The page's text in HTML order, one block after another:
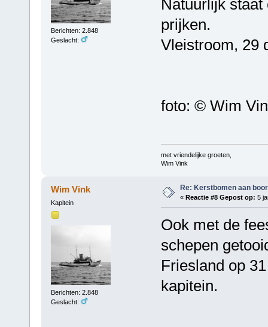
Berichten: 2.848
Geslacht:
Natuurlijk
prijken.
Vleistroom, 29
foto: © Wim
met vriendelijke groeten,
Wim Vink
Wim Vink
Kapitein
Berichten: 2.848
Geslacht:
Re: Kerstbomen aan
« Reactie #8 Gepost op: 5
Ook met de
schepen
Friesland op
kapitein.